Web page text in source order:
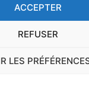
ACCEPTER
REFUSER
LES
s'assurer de
de prévoir des